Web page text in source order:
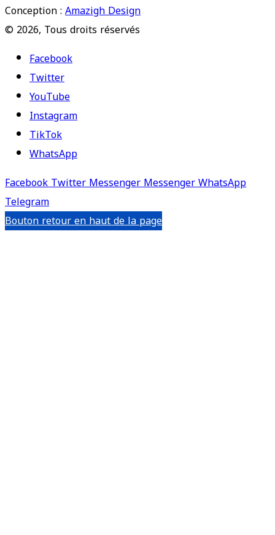
Conception :Amazigh Design
© 2026, Tous droits réservés
Facebook
Twitter
YouTube
Instagram
TikTok
WhatsApp
FacebookTwitterMessengerMessengerWhatsApp
Telegram
Bouton retour en haut de la page